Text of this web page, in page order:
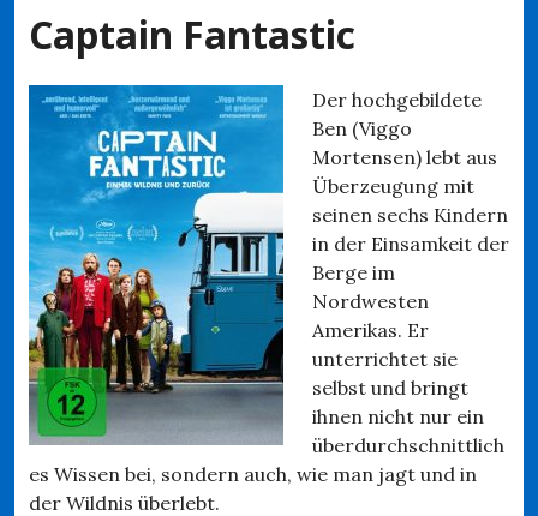
Captain Fantastic
Der hochgebildete
Ben (Viggo
Mortensen) lebt aus
Überzeugung mit
seinen sechs Kindern
in der Einsamkeit der
Berge im
Nordwesten
Amerikas. Er
unterrichtet sie
selbst und bringt
ihnen nicht nur ein
überdurchschnittlich
es Wissen bei, sondern auch, wie man jagt und in
der Wildnis überlebt.